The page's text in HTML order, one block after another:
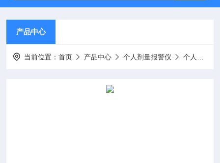
产品中心
当前位置：首页 产品中心 个人剂量报警仪 个人剂量报警仪